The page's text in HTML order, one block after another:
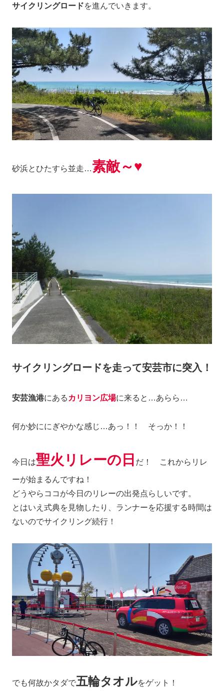
サイクリングロードを進んでいきます。
砂浜とひたすら並走…素敵～♥
サイクリングロードを走って安芸市に突入！
安芸漁港にある カリヨン広場に来ると…あらら…
何か妙ににぎやかな感じ…あっ！！ そっか！！
今日は聖火リレーの日 だ！ これからリレ
ーが始まるんですね！
どうやらココが今日のリレーの出発点らしいです。
とはいえ式典を見物したり、ランナーを応援する時間は
ないのでサイクリング続行！
でも何故かタダで五輪タオルをゲット！